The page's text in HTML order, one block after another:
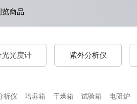
览商品
光光度计 紫外分析仪
析仪 培养箱 干燥箱 试验箱 电阻炉